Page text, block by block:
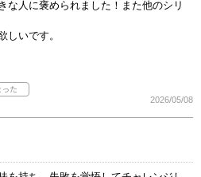
な人に褒められました！また他のシリ
しいです。
2026/05/08